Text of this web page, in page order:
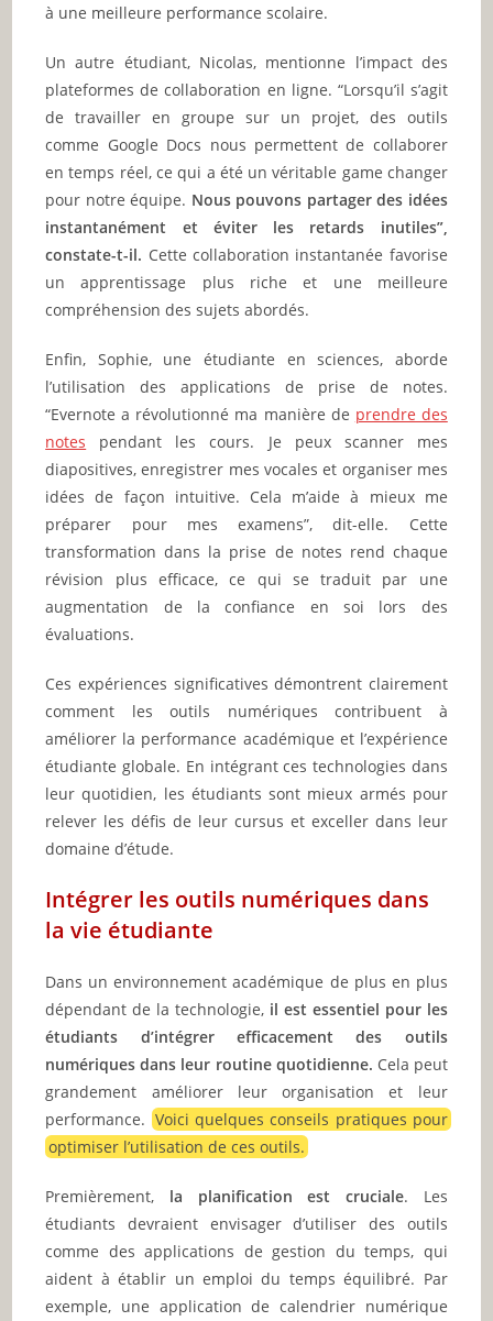
à une meilleure performance scolaire.
Un autre étudiant, Nicolas, mentionne l’impact des
plateformes de collaboration en ligne. “Lorsqu’il s’agit
de travailler en groupe sur un projet, des outils
comme Google Docs nous permettent de collaborer
en temps réel, ce qui a été un véritable game changer
pour notre équipe. Nous pouvons partager des idées
instantanément et éviter les retards inutiles”,
constate-t-il. Cette collaboration instantanée favorise
un apprentissage plus riche et une meilleure
compréhension des sujets abordés.
Enfin, Sophie, une étudiante en sciences, aborde
l’utilisation des applications de prise de notes.
“Evernote a révolutionné ma manière de prendre des
notes pendant les cours. Je peux scanner mes
diapositives, enregistrer mes vocales et organiser mes
idées de façon intuitive. Cela m’aide à mieux me
préparer pour mes examens”, dit-elle. Cette
transformation dans la prise de notes rend chaque
révision plus efficace, ce qui se traduit par une
augmentation de la confiance en soi lors des
évaluations.
Ces expériences significatives démontrent clairement
comment les outils numériques contribuent à
améliorer la performance académique et l’expérience
étudiante globale. En intégrant ces technologies dans
leur quotidien, les étudiants sont mieux armés pour
relever les défis de leur cursus et exceller dans leur
domaine d’étude.
Intégrer les outils numériques dans
la vie étudiante
Dans un environnement académique de plus en plus
dépendant de la technologie, il est essentiel pour les
étudiants d’intégrer efficacement des outils
numériques dans leur routine quotidienne. Cela peut
grandement améliorer leur organisation et leur
performance. Voici quelques conseils pratiques pour
optimiser l’utilisation de ces outils.
Premièrement, la planification est cruciale. Les
étudiants devraient envisager d’utiliser des outils
comme des applications de gestion du temps, qui
aident à établir un emploi du temps équilibré. Par
exemple, une application de calendrier numérique